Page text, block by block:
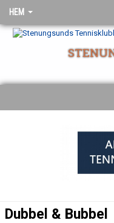
HEM
Dubbel & Bubbel